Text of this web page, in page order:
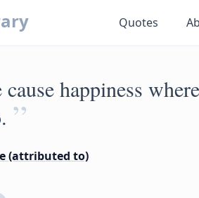
Quotes
cause happiness
”
(attributed to)